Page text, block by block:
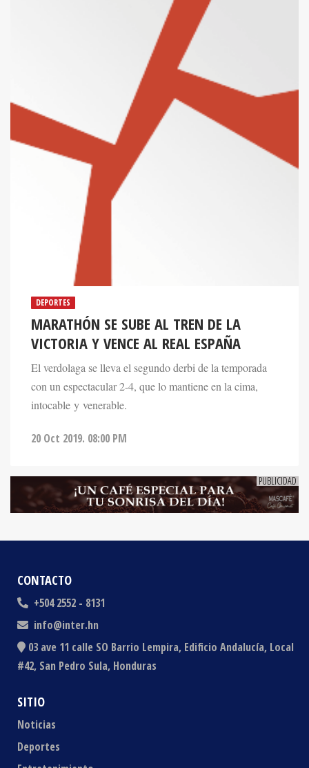
MARATHÓN SE SUBE AL TREN DE LA
VICTORIA Y VENCE AL REAL ESPAÑA
El verdolaga se lleva el segundo derbi de la temporada
con un espectacular 2-4, que lo mantiene en la cima,
intocable y venerable.
CONTACTO
+504 2552 - 8131
info@inter.hn
03 ave 11 calle SO Barrio Lempira, Edificio Andalucía, Local
#42, San Pedro Sula, Honduras
SITIO
Noticias
Deportes